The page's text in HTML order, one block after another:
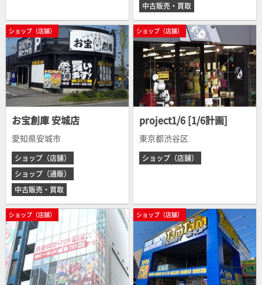
中古販売・買取
ショップ（店舗）
お宝創庫 安城店
愛知県安城市
ショップ（店舗）
ショップ（通販）
中古販売・買取
ショップ（店舗）
project1/6 [1/6計画]
東京都渋谷区
ショップ（店舗）
ショップ（店舗） ショップ（店舗）